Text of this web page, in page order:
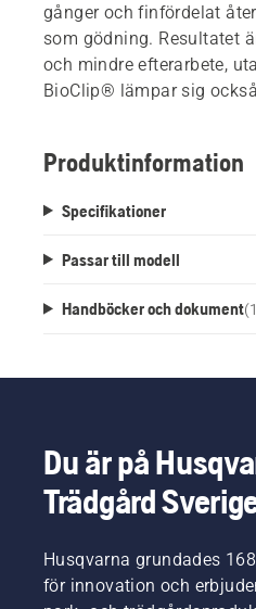
gånger och finfördelat
som gödning. Resultatet
och mindre efterarbete,
BioClip® lämpar sig
Produktinformation
Specifikationer
Passar till modell
Handböcker och dokument(1
Du är på
Trädgård
Husqvarna grundades
för innovation och